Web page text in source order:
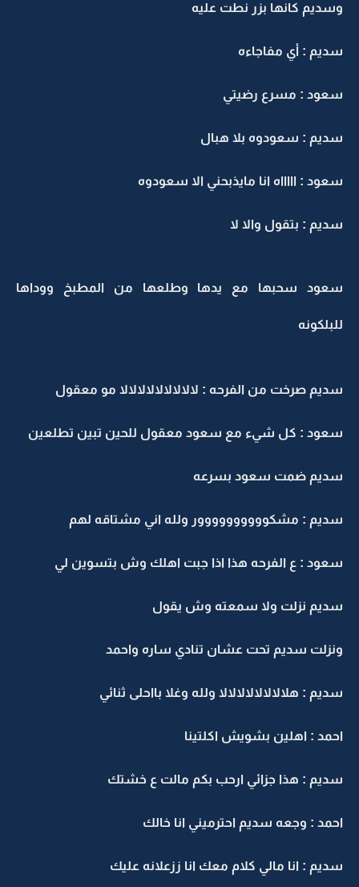
كانها بزر نطت عليه
: أي مفاجاءه
: مسرع رضيتي
: سعودوه بلا هبال
: اااااه انا مايذبحني الا سعودوه
: بتقول والا لا
سحبها مع يدها وطلعها من المطبخ ووداها
صرخت من الفرحه : لالالالالالالالالا مو معقول
: كل شيء مع سعود معقول للحين تبين تطلعين
ضمت سعود بسرعه
: مشكوووووووووور ولله اني مشتاقه لهم
: ع الفرحه هذا اذا جبت اهلك وش بتسوين لي
نزلت ولا سمعته وش يقول
سديم تحت عشان تنادي ساره واحمد
: هلالالالالالالالا ولله وغلا بااحلى ثنائي
: اهلين بشويش اكلتينا
: هذا جزائي ارحب بكم مالت ع خشتك
: وجعه سديم احترميني انا خالك
: انا مالي كلام معك انا ززعلانه عليك